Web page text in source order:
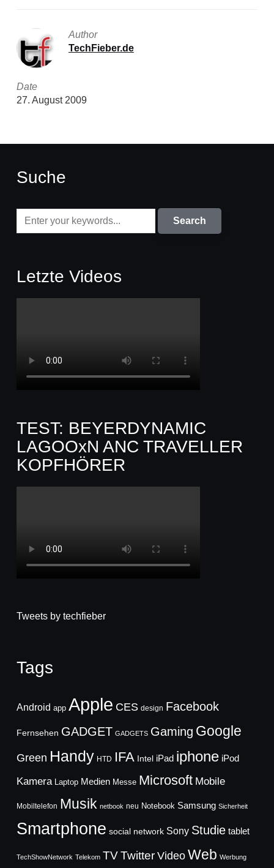
Author
TechFieber.de
Date
27. August 2009
Suche
Letzte Videos
TEST: BEYERDYNAMIC
LAGOOxN ANC TRAVELLER
KOPFHÖRER
Tweets by techfieber
Tags
Android app Apple CES design Facebook
Fernsehen GADGET GADGETS Gaming Google
Green Handy HTD IFA Intel iPad iphone iPod
Kamera Laptop Medien Messe Microsoft Mobile
Mobiltelefon Musik netbook neu Notebook Samsung Sicherheit
Smartphone social network Sony Studie tablet
TechShowNetwork Telekom TVTwitter Video Web Werbung